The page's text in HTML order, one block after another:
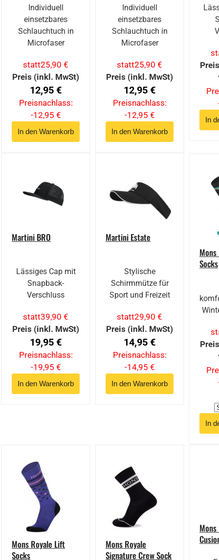
Individuell
einsetzbares
Schlauchtuch in
Microfaser
statt25,90 €
Preis (inkl. MwSt)
12,95 €
Preisnachlass:
-12,95 €
Individuell
einsetzbares
Schlauchtuch in
Microfaser
statt25,90 €
Preis (inkl. MwSt)
12,95 €
Preisnachlass:
-12,95 €
Martini BRO
Lässiges Cap mit
Snapback-
Verschluss
statt39,90 €
Preis (inkl. MwSt)
19,95 €
Preisnachlass:
-19,95 €
Martini Estate
Stylische
Schirmmütze für
Sport und Freizeit
statt29,90 €
Preis (inkl. MwSt)
14,95 €
Preisnachlass:
-14,95 €
Socks
Mons Royale Lift
Socks
Mons Royale
Signature Crew Sock
Mons